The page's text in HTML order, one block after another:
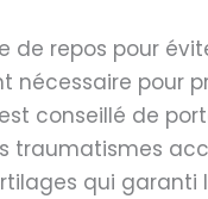
de repos pour
nécessaire pour
conseillé de
traumatismes
qui garanti